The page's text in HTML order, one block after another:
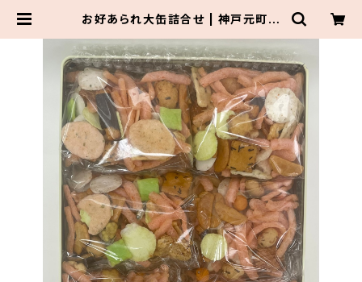
お好あられ大缶詰合せ | 神戸元町